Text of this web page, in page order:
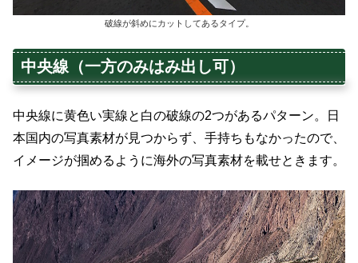
破線が斜めにカットしてあるタイプ。
中央線（一方のみはみ出し可）
中央線に黄色い実線と白の破線の2つがあるパターン。日
本国内の写真素材が見つからず、手持ちもなかったので、
イメージが掴めるように海外の写真素材を載せときます。